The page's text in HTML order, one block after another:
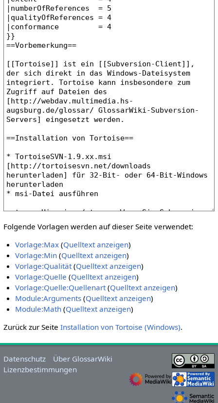
Folgende Vorlagen werden auf dieser Seite verwendet:
Vorlage:Max (Quelltext anzeigen)
Vorlage:Min (Quelltext anzeigen)
Vorlage:Qualität(Quelltext anzeigen)
Vorlage:Quelle (Quelltext anzeigen)
Vorlage:Quelle:Quellenart(Quelltext anzeigen)
Module:Arguments (Quelltext anzeigen)
Module:Math (Quelltext anzeigen)
Zurück zur Seite Installation von Tortoise (Windows).
Datenschutz
Über GlossarWiki
Lizenzbestimmungen